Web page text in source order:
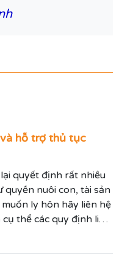
hỗ trợ thủ tục
quyết định rất nhiều
nuôi con, tài sản
ly hôn hãy liên hệ
thể các quy định liên